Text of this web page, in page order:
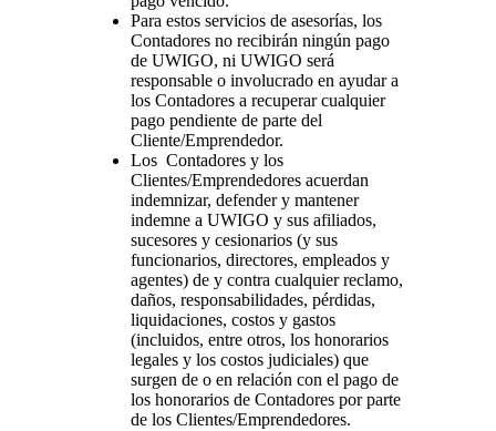
Para estos servicios de asesorías, los
Contadores no recibirán ningún pago
de UWIGO, ni UWIGO será
responsable o involucrado en ayudar a
los Contadores a recuperar cualquier
pago pendiente de parte del
Cliente/Emprendedor.
Los Contadores y los
Clientes/Emprendedores acuerdan
indemnizar, defender y mantener
indemne a UWIGO y sus afiliados,
sucesores y cesionarios (y sus
funcionarios, directores, empleados y
agentes) de y contra cualquier reclamo,
daños, responsabilidades, pérdidas,
liquidaciones, costos y gastos
(incluidos, entre otros, los honorarios
legales y los costos judiciales) que
surgen de o en relación con el pago de
los honorarios de Contadores por parte
de los Clientes/Emprendedores.